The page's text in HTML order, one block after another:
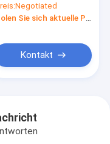
des
E320D2
Negotiated
Kontakt